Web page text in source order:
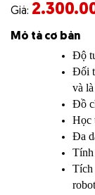
Giá:
Mô tả cơ bản
Độ
Đối
và
Đồ
Học
Đa
Tính
Tích